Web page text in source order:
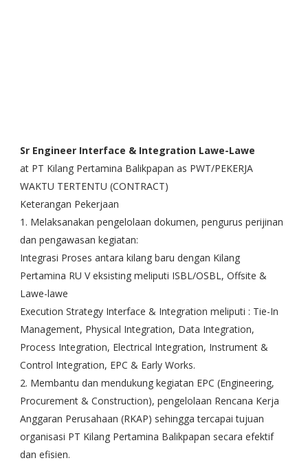
Sr Engineer Interface & Integration Lawe-Lawe
at PT Kilang Pertamina Balikpapan as PWT/PEKERJA
WAKTU TERTENTU (CONTRACT)
Keterangan Pekerjaan
1. Melaksanakan pengelolaan dokumen, pengurus perijinan
dan pengawasan kegiatan:
Integrasi Proses antara kilang baru dengan Kilang
Pertamina RU V eksisting meliputi ISBL/OSBL, Offsite &
Lawe-lawe
Execution Strategy Interface & Integration meliputi : Tie-In
Management, Physical Integration, Data Integration,
Process Integration, Electrical Integration, Instrument &
Control Integration, EPC & Early Works.
2. Membantu dan mendukung kegiatan EPC (Engineering,
Procurement & Construction), pengelolaan Rencana Kerja
Anggaran Perusahaan (RKAP) sehingga tercapai tujuan
organisasi PT Kilang Pertamina Balikpapan secara efektif
dan efisien.